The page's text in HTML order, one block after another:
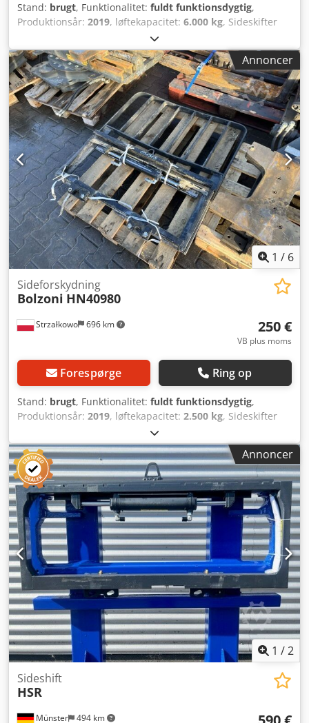
Stand: brugt, Funktionalitet: fuldt funktionsdygtig,
Produktionsår: 2019, løftekapacitet: 6.000 kg, Sideskifter
Dsdoyzvmispfx Akxokr ISO klasse: ISO klasse 2 = 1.000 -
2.500 kg Stand: Klar til brug og fuldt funktionsdygtig
Teknisk stand: god Beskrivelse: Triple sideskifter, årgang
2019, ISO 4A (61 cm), kapacitet 6.000 kg, bredde 3.050 mm,
gafler 6 x 1.200 mm, ID OS1948
Annoncer
1 / 6
Strzałkowo 696 km
Sideforskydning
Bolzoni HN40980
250 €
VB plus moms
Forespørge Ring op
Stand: brugt, Funktionalitet: fuldt funktionsdygtig,
Produktionsår: 2019, løftekapacitet: 2.500 kg, Sideskifter
ISO klasse: ISO klasse 2 = 1.000 - 2.500 kg Stand: Klar til
brug og fuldt funktionsdygtig Teknisk stand: God
Dkjdoyzdb Iopfx Akxsr Beskrivelse: År 2019 ISO 2A (41 cm)
Kapacitet 2.500 kg Bredde 1.000 mm ID OS1913
Annoncer
1 /2
Münster 494 km
Sideshift
HSR